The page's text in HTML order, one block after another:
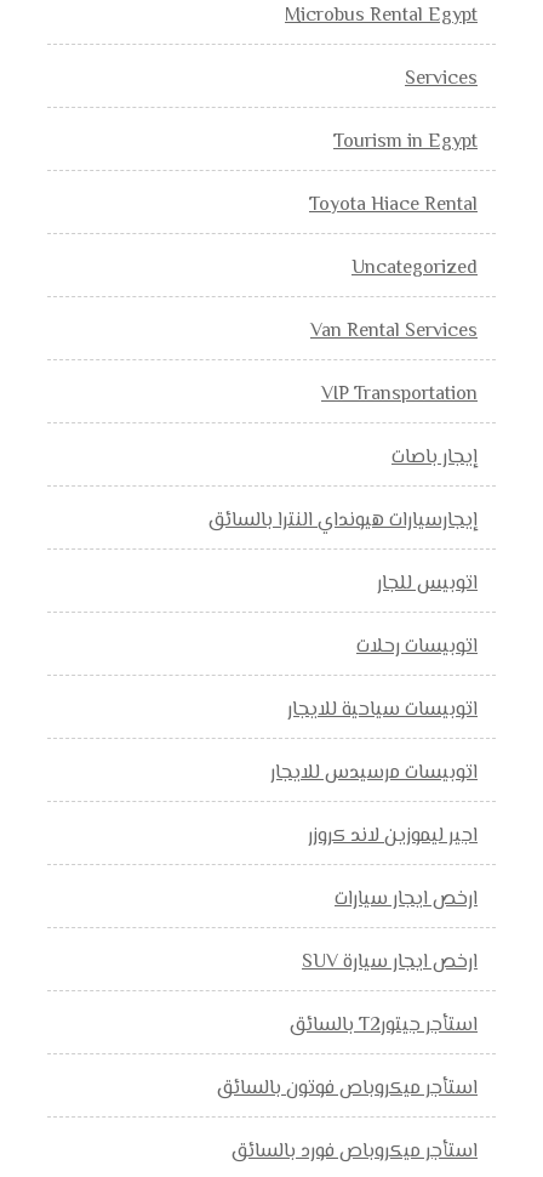
Microbus Rental Egypt
Services
Tourism in Egypt
Toyota Hiace Rental
Uncategorized
Van Rental Services
VIP Transportation
إيجار باصات
إيجارسيارات هيونداي النترا بالسائق
اتوبيس للجار
اتوبيسات رحلات
اتوبيسات سياحية للايجار
اتوبيسات مرسيدس للايجار
اجير ليموزين لاند كروزر
ارخص ايجار سيارات
ارخص ايجار سيارة SUV
استأجر جيتورT2 بالسائق
استأجر ميكروباص فوتون بالسائق
استأجر ميكروباص فورد بالسائق